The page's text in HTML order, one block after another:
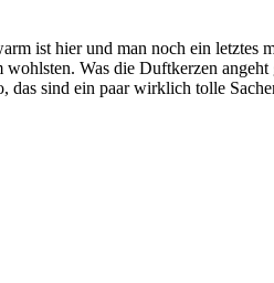
ist hier und man noch ein letztes
Was die Duftkerzen
das sind ein paar wirklich tolle